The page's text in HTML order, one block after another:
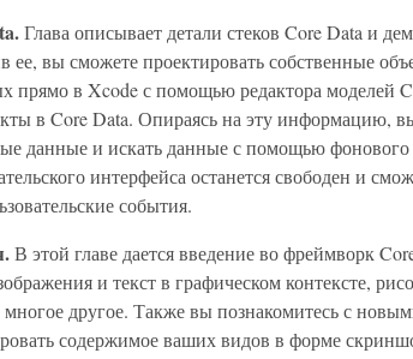
Глава описывает детали стеков Core Data и
ее, вы сможете проектировать собственные
прямо в Xcode с помощью редактора моделей
в Core Data. Опираясь на эту информацию,
данные и искать данные с помощью
интерфейса останется свободен и
события.
В этой главе дается введение во фреймворк
и текст в графическом контексте,
другое. Также вы познакомитесь с
содержимое ваших видов в форме